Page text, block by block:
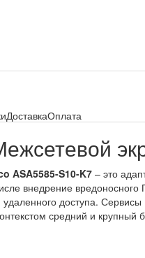
ДоставкаОплата
ASA5585-S10-K7 – это
внедрение
доступа.
средний и